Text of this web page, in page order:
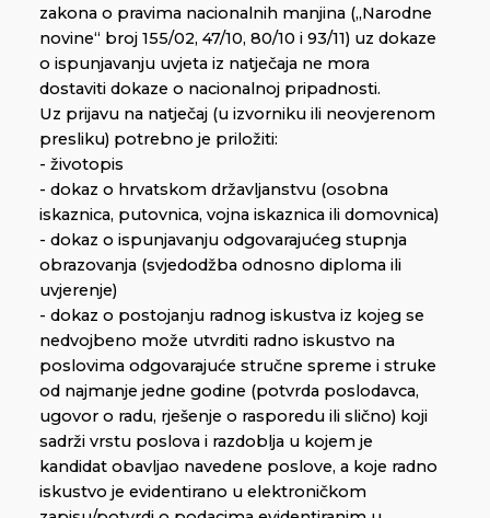
zakona o pravima nacionalnih manjina („Narodne
novine“ broj 155/02, 47/10, 80/10 i 93/11) uz dokaze
o ispunjavanju uvjeta iz natječaja ne mora
dostaviti dokaze o nacionalnoj pripadnosti.
Uz prijavu na natječaj (u izvorniku ili neovjerenom
presliku) potrebno je priložiti:
- životopis
- dokaz o hrvatskom državljanstvu (osobna
iskaznica, putovnica, vojna iskaznica ili domovnica)
- dokaz o ispunjavanju odgovarajućeg stupnja
obrazovanja (svjedodžba odnosno diploma ili
uvjerenje)
- dokaz o postojanju radnog iskustva iz kojeg se
nedvojbeno može utvrditi radno iskustvo na
poslovima odgovarajuće stručne spreme i struke
od najmanje jedne godine (potvrda poslodavca,
ugovor o radu, rješenje o rasporedu ili slično) koji
sadrži vrstu poslova i razdoblja u kojem je
kandidat obavljao navedene poslove, a koje radno
iskustvo je evidentirano u elektroničkom